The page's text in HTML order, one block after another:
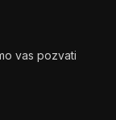
vas pozvati